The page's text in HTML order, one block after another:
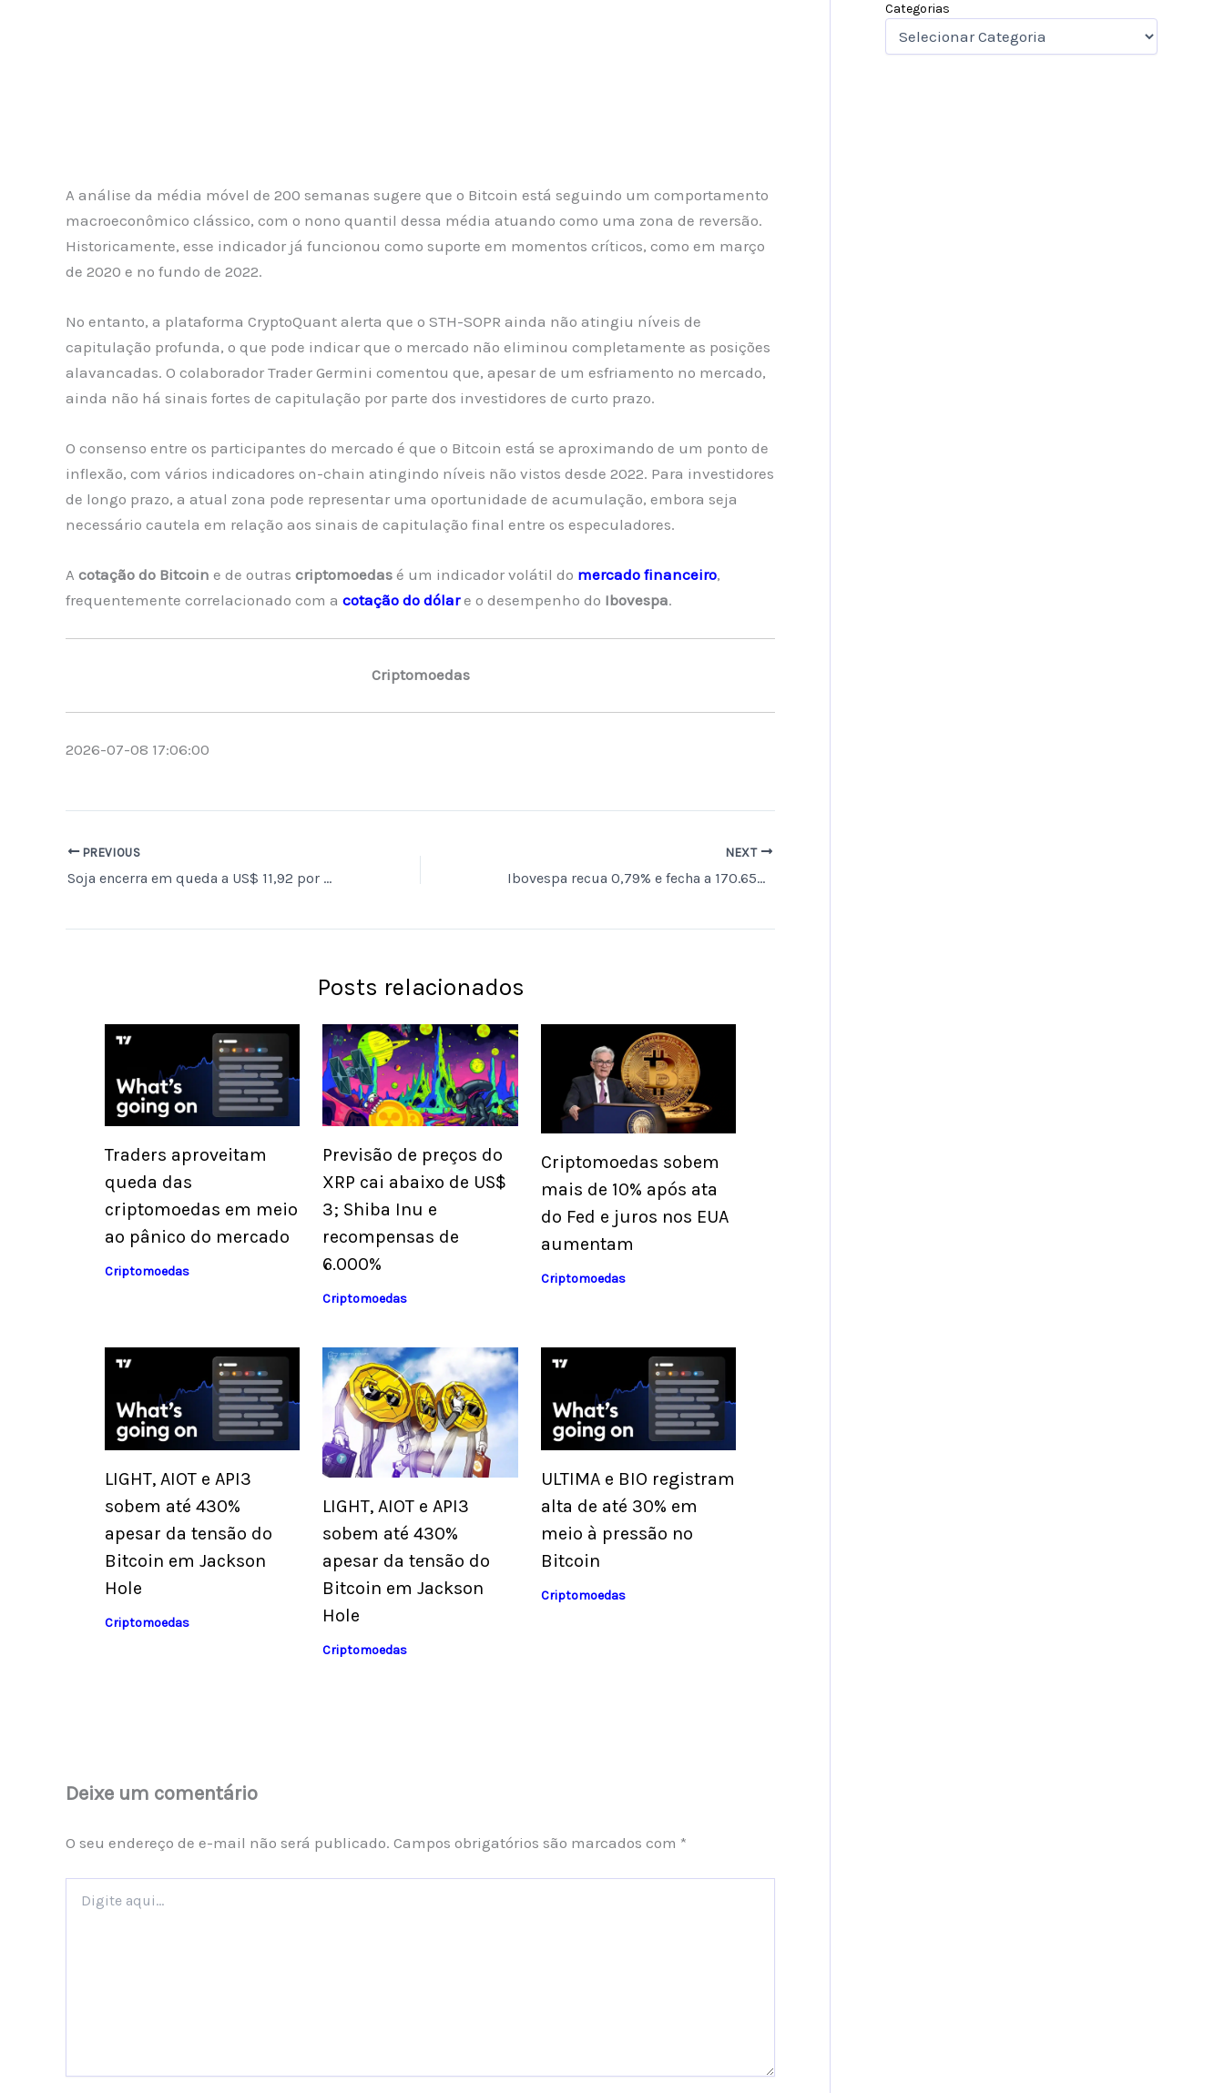
A análise da média móvel de 200 semanas sugere que o Bitcoin está seguindo um comportamento
macroeconômico clássico, com o nono quantil dessa média atuando como uma zona de reversão.
Historicamente, esse indicador já funcionou como suporte em momentos críticos, como em março
de 2020 e no fundo de 2022.
No entanto, a plataforma CryptoQuant alerta que o STH-SOPR ainda não atingiu níveis de
capitulação profunda, o que pode indicar que o mercado não eliminou completamente as posições
alavancadas. O colaborador Trader Germini comentou que, apesar de um esfriamento no mercado,
ainda não há sinais fortes de capitulação por parte dos investidores de curto prazo.
O consenso entre os participantes do mercado é que o Bitcoin está se aproximando de um ponto de
inflexão, com vários indicadores on-chain atingindo níveis não vistos desde 2022. Para investidores
de longo prazo, a atual zona pode representar uma oportunidade de acumulação, embora seja
necessário cautela em relação aos sinais de capitulação final entre os especuladores.
A cotação do Bitcoin e de outras criptomoedas é um indicador volátil do mercado financeiro,
frequentemente correlacionado com a cotação do dólare o desempenho do Ibovespa.
Criptomoedas
2026-07-08 17:06:00
PREVIOUS
Soja encerra em queda a US$ 11,92 por bushel, recuando 0,46% na Bolsa de Chicago
NEXT
Ibovespa recua 0,79% e fecha a 170.653,45 pontos após tensão no Oriente Médio
Posts relacionados
Traders aproveitam
queda das
criptomoedas em meio
ao pânico do mercado
Criptomoedas
Previsão de preços do
XRP cai abaixo de US$
3; Shiba Inu e
recompensas de
6.000%
Criptomoedas
Criptomoedas sobem
mais de 10% após ata
do Fed e juros nos EUA
aumentam
Criptomoedas
LIGHT, AIOT e API3
sobem até 430%
apesar da tensão do
Bitcoin em Jackson
Hole
Criptomoedas
LIGHT, AIOT e API3
sobem até 430%
apesar da tensão do
Bitcoin em Jackson
Hole
Criptomoedas
ULTIMA e BIO registram
alta de até 30% em
meio à pressão no
Bitcoin
Criptomoedas
Deixe um comentário
O seu endereço de e-mail não será publicado. Campos obrigatórios são marcados com *
aqui...
Categorias